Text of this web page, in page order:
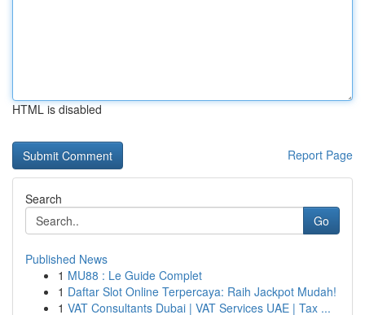
HTML is disabled
Report Page
Search
Go
Published News
1 MU88 : Le Guide Complet
1 Daftar Slot Online Terpercaya: Raih Jackpot Mudah!
1 VAT Consultants Dubai | VAT Services UAE | Tax ...